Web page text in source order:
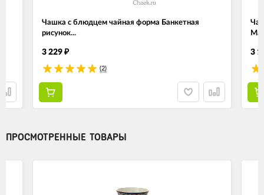
Чашка с блюдцем чайная форма Банкетная
рисунок...
3 229 ₽
(2)
3
ПРОСМОТРЕННЫЕ ТОВАРЫ